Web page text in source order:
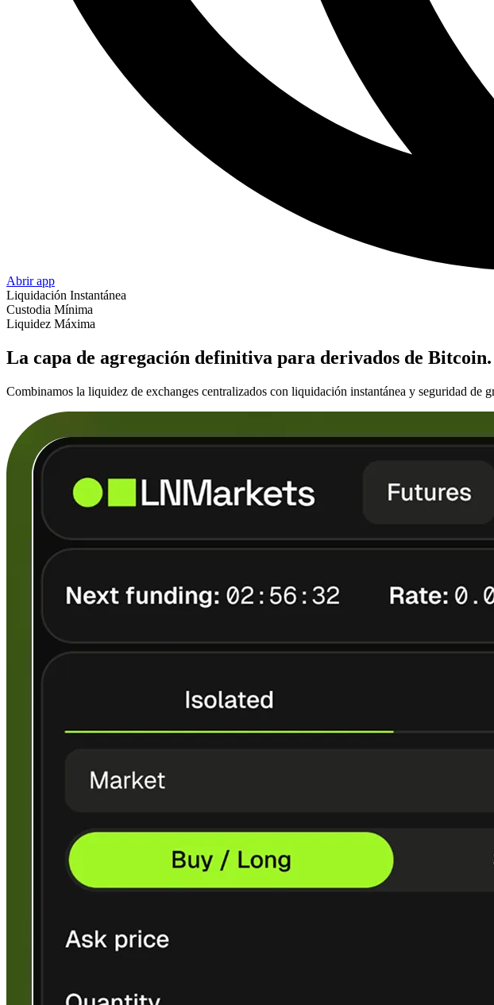
Abrir app
Liquidación Instantánea
Custodia Mínima
Liquidez Máxima
La capa de agregación definitiva para derivados de Bitcoin.
Combinamos la liquidez de exchanges centralizados con liquidación instantánea y seguridad de